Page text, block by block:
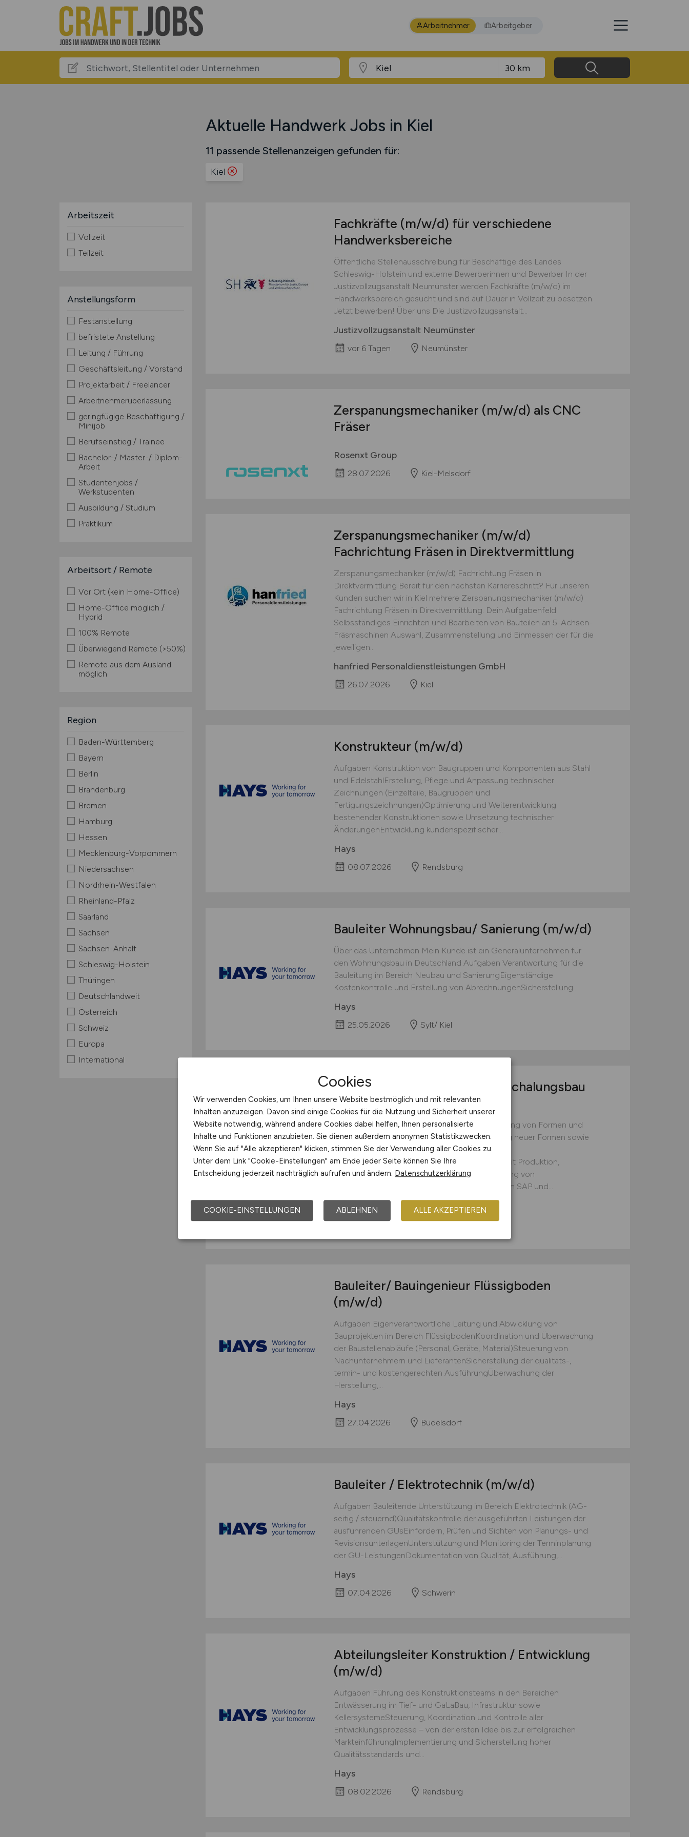
Arbeitnehmer Arbeitgeber
Aktuelle Handwerk Jobs in Kiel
11 passende Stellenanzeigen gefunden für:
Kiel
Arbeitszeit
Vollzeit
Teilzeit
Anstellungsform
Festanstellung
befristete Anstellung
Leitung / Führung
Geschäftsleitung / Vorstand
Projektarbeit / Freelancer
Arbeitnehmerüberlassung
geringfügige Beschäftigung /
Minijob
Berufseinstieg / Trainee
Bachelor-/ Master-/ Diplom-
Arbeit
Studentenjobs /
Werkstudenten
Ausbildung / Studium
Praktikum
Arbeitsort / Remote
Vor Ort (kein Home-Office)
Home-Office möglich /
Hybrid
100% Remote
Überwiegend Remote (>50%)
Remote aus dem Ausland
möglich
Region
Baden-Württemberg
Bayern
Berlin
Brandenburg
Bremen
Hamburg
Hessen
Mecklenburg-Vorpommern
Niedersachsen
Nordrhein-Westfalen
Rheinland-Pfalz
Saarland
Sachsen
Sachsen-Anhalt
Schleswig-Holstein
Thüringen
Deutschlandweit
Österreich
Schweiz
Europa
International
Fachkräfte (m/w/d) für verschiedene
Handwerksbereiche
Öffentliche Stellenausschreibung für Beschäftige des Landes
Schleswig-Holstein und externe Bewerberinnen und Bewerber In der
Justizvollzugsanstalt Neumünster werden Fachkräfte (m/w/d) im
Handwerksbereich gesucht und sind auf Dauer in Vollzeit zu besetzen.
Jetzt bewerben! Über uns Die Justizvollzugsanstalt...
Justizvollzugsanstalt Neumünster
vor 6 Tagen Neumünster
Zerspanungsmechaniker (m/w/d) als CNC
Fräser
Rosenxt Group
28.07.2026 Kiel-Melsdorf
Zerspanungsmechaniker (m/w/d)
Fachrichtung Fräsen in Direktvermittlung
Zerspanungsmechaniker (m/w/d) Fachrichtung Fräsen in
Direktvermittlung Bereit für den nächsten Karriereschritt? Für unseren
Kunden suchen wir in Kiel mehrere Zerspanungsmechaniker (m/w/d)
Fachrichtung Fräsen in Direktvermittlung. Dein Aufgabenfeld
Selbsständiges Einrichten und Bearbeiten von Bauteilen an 5-Achsen-
Fräsmaschinen Auswahl, Zusammenstellung und Einmessen der für die
jeweiligen...
hanfried Personaldienstleistungen GmbH
26.07.2026 Kiel
Konstrukteur (m/w/d)
Aufgaben Konstruktion von Baugruppen und Komponenten aus Stahl
und EdelstahlErstellung, Pflege und Anpassung technischer
Zeichnungen (Einzelteile, Baugruppen und
Fertigungszeichnungen)Optimierung und Weiterentwicklung
bestehender Konstruktionen sowie Umsetzung technischer
ÄnderungenEntwicklung kundenspezifischer...
Hays
08.07.2026 Rendsburg
Bauleiter Wohnungsbau/ Sanierung (m/w/d)
Über das Unternehmen Mein Kunde ist ein Generalunternehmen für
den Wohnungsbau in Deutschland Aufgaben Verantwortung für die
Bauleitung im Bereich Neubau und SanierungEigenständige
Kostenkontrolle und Erstellung von AbrechnungenSicherstellung...
Hays
25.05.2026 Sylt/ Kiel
Projektmanager Formen und Schalungsbau
(m/w/d)
Aufgaben Betreuung, Optimierung und Einführung von Formen und
Schalungen für (Polymer-)BetonteileEntwicklung neuer Formen sowie
praxisnaher Entformungs- und
HandlingskonzepteSchnittstellenabstimmung mit Produktion,
Konstruktion und ProduktmanagementUmsetzung von
Prozessoptimierungen sowie Pflege von Daten in SAP und...
Hays
24.05.2026 Rendsburg
Bauleiter/ Bauingenieur Flüssigboden
(m/w/d)
Aufgaben Eigenverantwortliche Leitung und Abwicklung von
Bauprojekten im Bereich FlüssigbodenKoordination und Überwachung
der Baustellenabläufe (Personal, Geräte, Material)Steuerung von
Nachunternehmern und LieferantenSicherstellung der qualitäts-,
termin- und kostengerechten AusführungÜberwachung der
Herstellung,...
Hays
27.04.2026 Büdelsdorf
Bauleiter / Elektrotechnik (m/w/d)
Aufgaben Bauleitende Unterstützung im Bereich Elektrotechnik (AG-
seitig / steuernd)Qualitätskontrolle der ausgeführten Leistungen der
ausführenden GUsEinfordern, Prüfen und Sichten von Planungs- und
RevisionsunterlagenUnterstützung und Monitoring der Terminplanung
der GU-LeistungenDokumentation von Qualität, Ausführung,...
Hays
07.04.2026 Schwerin
Abteilungsleiter Konstruktion / Entwicklung
(m/w/d)
Aufgaben Führung des Konstruktionsteams in den Bereichen
Entwässerung im Tief- und GaLaBau, Infrastruktur sowie
KellersystemeSteuerung, Koordination und Kontrolle aller
Entwicklungsprozesse – von der ersten Idee bis zur erfolgreichen
MarkteinführungImplementierung und Sicherstellung hoher
Qualitätsstandards und...
Hays
08.02.2026 Rendsburg
Cookies
Wir verwenden Cookies, um Ihnen unsere Website bestmöglich und mit relevanten
Inhalten anzuzeigen. Davon sind einige Cookies für die Nutzung und Sicherheit unserer
Website notwendig, während andere Cookies dabei helfen, Ihnen personalisierte
Inhalte und Funktionen anzubieten. Sie dienen außerdem anonymen Statistikzwecken.
Wenn Sie auf "Alle akzeptieren" klicken, stimmen Sie der Verwendung aller Cookies zu.
Unter dem Link "Cookie-Einstellungen" am Ende jeder Seite können Sie Ihre
Entscheidung jederzeit nachträglich aufrufen und ändern. Datenschutzerklärung
COOKIE-EINSTELLUNGEN ABLEHNEN ALLE AKZEPTIEREN